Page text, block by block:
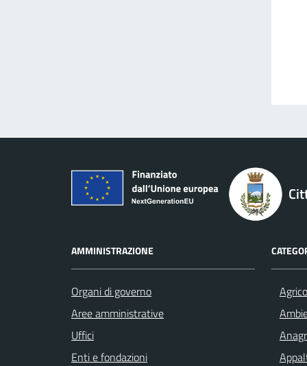
AMMINISTRAZIONE
Organi di governo
Aree amministrative
Uffici
Enti e fondazioni